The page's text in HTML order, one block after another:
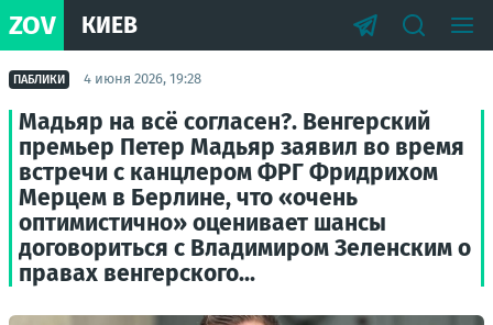
ZOV КИЕВ
ПАБЛИКИ 4 июня 2026, 19:28
Мадьяр на всё согласен?. Венгерский
премьер Петер Мадьяр заявил во время
встречи с канцлером ФРГ Фридрихом
Мерцем в Берлине, что «очень
оптимистично» оценивает шансы
договориться с Владимиром Зеленским о
правах венгерского...